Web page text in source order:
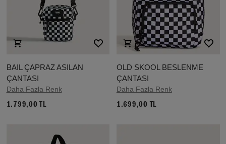
BAIL ÇAPRAZ ASILAN
ÇANTASI
Daha Fazla Renk
1.799,00 TL
OLD SKOOL BESLENME
ÇANTASI
Daha Fazla Renk
1.699,00 TL